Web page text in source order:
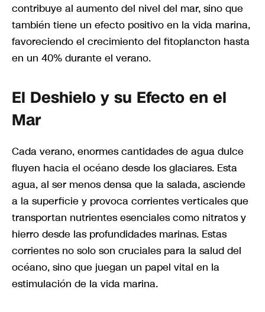
contribuye al aumento del nivel del mar, sino que
también tiene un efecto positivo en la vida marina,
favoreciendo el crecimiento del fitoplancton hasta
en un 40% durante el verano.
El Deshielo y su Efecto en el
Mar
Cada verano, enormes cantidades de agua dulce
fluyen hacia el océano desde los glaciares. Esta
agua, al ser menos densa que la salada, asciende
a la superficie y provoca corrientes verticales que
transportan nutrientes esenciales como nitratos y
hierro desde las profundidades marinas. Estas
corrientes no solo son cruciales para la salud del
océano, sino que juegan un papel vital en la
estimulación de la vida marina.